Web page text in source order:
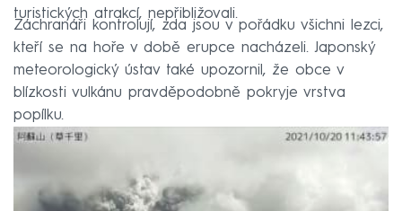
turistických atrakcí, nepřibližovali.
Záchranáři kontrolují, zda jsou v pořádku všichni lezci,
kteří se na hoře v době erupce nacházeli. Japonský
meteorologický ústav také upozornil, že obce v
blízkosti vulkánu pravděpodobně pokryje vrstva
popílku.